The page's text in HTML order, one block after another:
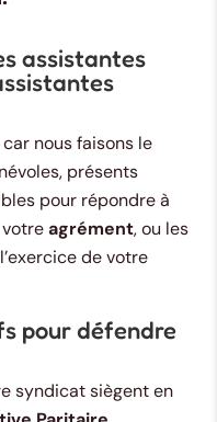
assistantes
nous faisons le
présents
pour répondre à
votreagrément, ou les
de votre
pour défendre
syndicat siègent en